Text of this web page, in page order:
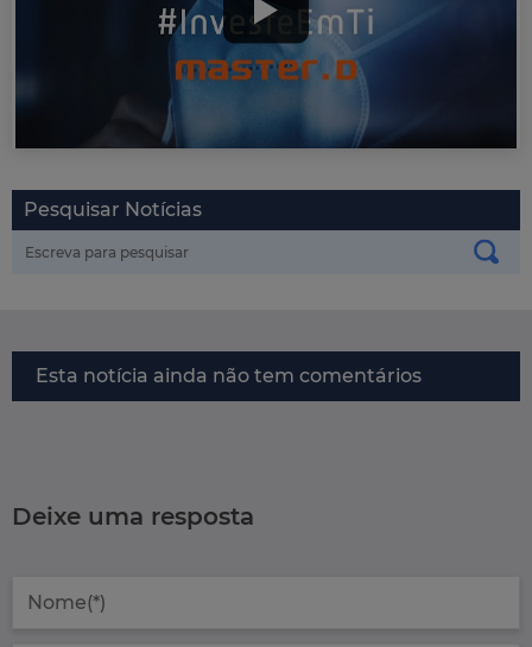
Pesquisar Notícias
Esta notícia ainda não tem comentários
Deixe uma resposta